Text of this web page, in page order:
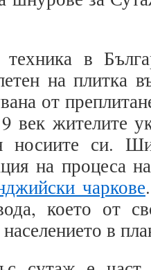
в
на плитка
от
жителите
носиите си.
на процеса
чаркове
което от
в